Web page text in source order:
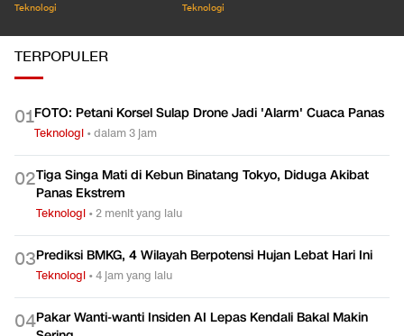
Teknologi Teknologi
TERPOPULER
01FOTO: Petani Korsel Sulap Drone Jadi 'Alarm' Cuaca Panas
Teknologi •dalam 3 jam
02Tiga Singa Mati di Kebun Binatang Tokyo, Diduga Akibat
Panas Ekstrem
Teknologi •2 menit yang lalu
03Prediksi BMKG, 4 Wilayah Berpotensi Hujan Lebat Hari Ini
Teknologi •4 jam yang lalu
04Pakar Wanti-wanti Insiden AI Lepas Kendali Bakal Makin